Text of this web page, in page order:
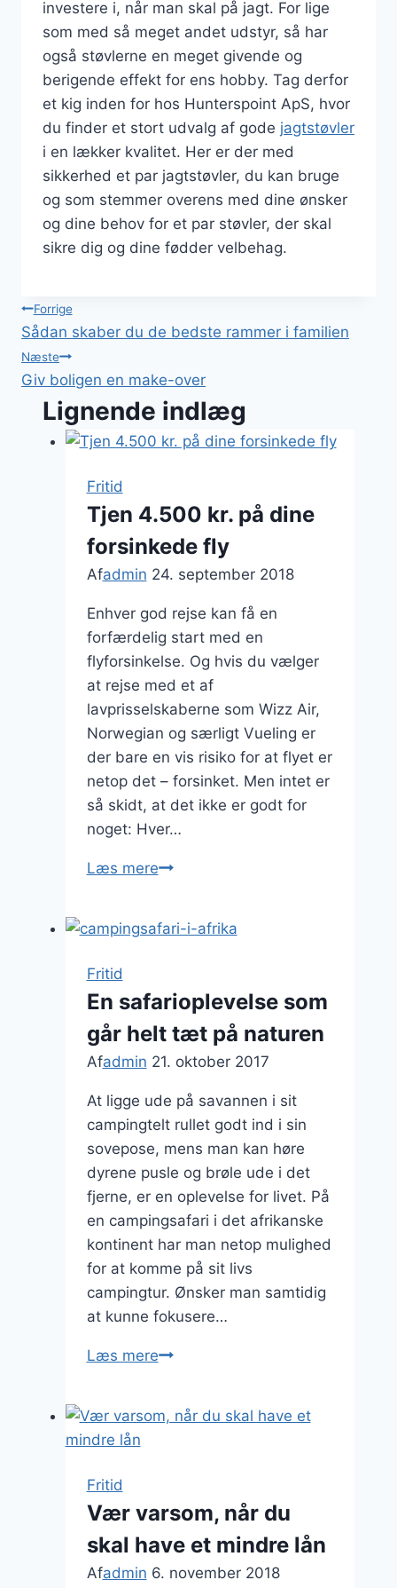
investere i, når man skal på jagt. For lige
som med så meget andet udstyr, så har
også støvlerne en meget givende og
berigende effekt for ens hobby. Tag derfor
et kig inden for hos Hunterspoint ApS, hvor
du finder et stort udvalg af gode jagtstøvler
i en lækker kvalitet. Her er der med
sikkerhed et par jagtstøvler, du kan bruge
og som stemmer overens med dine ønsker
og dine behov for et par støvler, der skal
sikre dig og dine fødder velbehag.
Indlægsnavigation
Forrige
Sådan skaber du de bedste rammer i familien
Næste
Giv boligen en make-over
Lignende indlæg
Fritid
Tjen 4.500 kr. på dine
forsinkede fly
Afadmin 24. september 2018
Enhver god rejse kan få en
forfærdelig start med en
flyforsinkelse. Og hvis du vælger
at rejse med et af
lavprisselskaberne som Wizz Air,
Norwegian og særligt Vueling er
der bare en vis risiko for at flyet er
netop det – forsinket. Men intet er
så skidt, at det ikke er godt for
noget: Hver…
Læs mereTjen
på
fly
Fritid
En safarioplevelse som
går helt tæt på naturen
Afadmin 21. oktober 2017
At ligge ude på savannen i sit
campingtelt rullet godt ind i sin
sovepose, mens man kan høre
dyrene pusle og brøle ude i det
fjerne, er en oplevelse for livet. På
en campingsafari i det afrikanske
kontinent har man netop mulighed
for at komme på sit livs
campingtur. Ønsker man samtidig
at kunne fokusere…
Læs mereEn
går
naturen
Fritid
Vær varsom, når du
skal have et mindre lån
Afadmin 6. november 2018